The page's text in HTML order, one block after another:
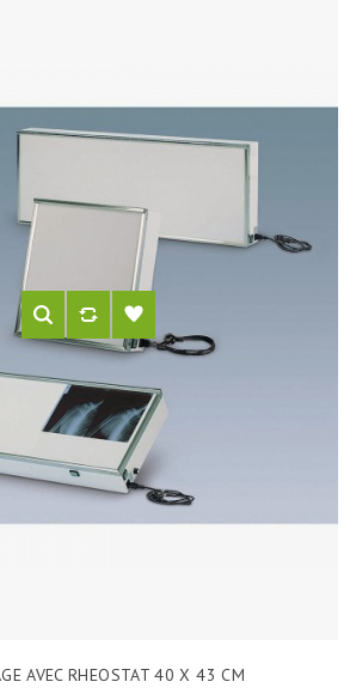
AVEC RHEOSTAT 40 X 43 CM